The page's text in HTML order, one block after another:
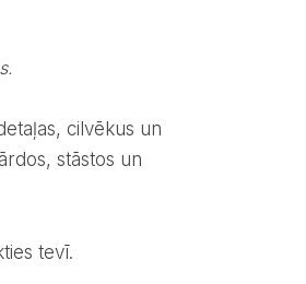
stāstos un
tevī.